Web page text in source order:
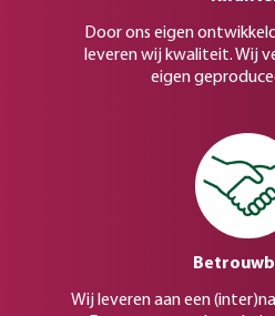
Door ons eigen
leveren wij kwaliteit. Wij
eigen
Wij leveren aan een